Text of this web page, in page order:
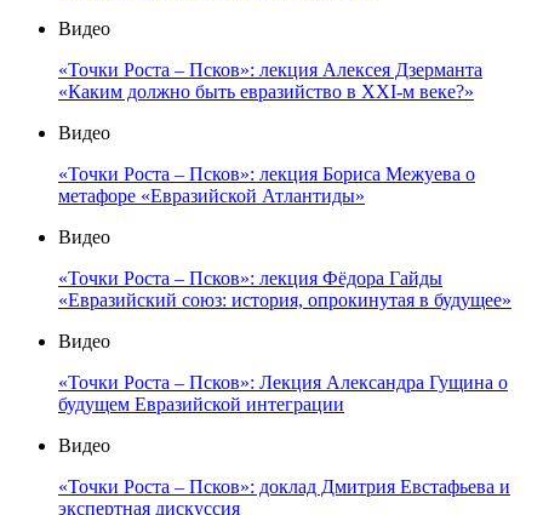
Видео
«Точки Роста – Псков»: лекция Алексея Дзерманта
«Каким должно быть евразийство в XXI-м веке?»
Видео
«Точки Роста – Псков»: лекция Бориса Межуева о
метафоре «Евразийской Атлантиды»
Видео
«Точки Роста – Псков»: лекция Фёдора Гайды
«Евразийский союз: история, опрокинутая в будущее»
Видео
«Точки Роста – Псков»: Лекция Александра Гущина о
будущем Евразийской интеграции
Видео
«Точки Роста – Псков»: доклад Дмитрия Евстафьева и
экспертная дискуссия